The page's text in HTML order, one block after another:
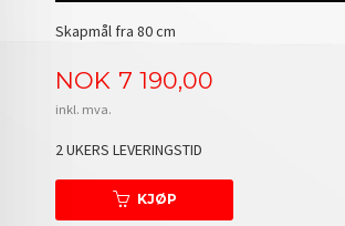
Skapmål fra 80 cm
Pris
NOK 7 190,00
inkl. mva.
2 UKERS LEVERINGSTID
KJØP